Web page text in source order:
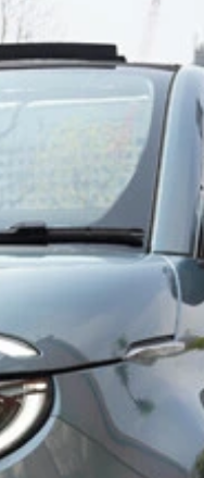
た超最新モデル。どこ